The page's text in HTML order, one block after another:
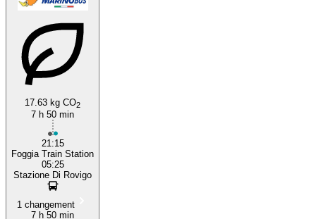
17.63 kg CO2
7 h 50 min
21:15
Foggia Train Station
05:25
Stazione Di Rovigo
1 changement
7 h 50 min